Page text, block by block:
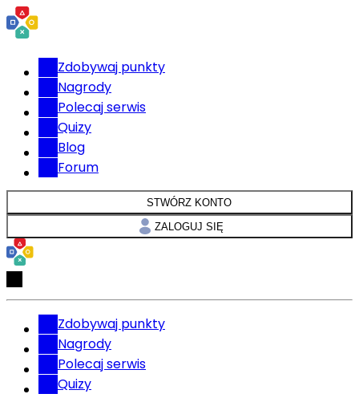
Zdobywaj punkty
Nagrody
Polecaj serwis
Quizy
Blog
Forum
STWÓRZ KONTO
ZALOGUJ SIĘ
Zdobywaj punkty
Nagrody
Polecaj serwis
Quizy